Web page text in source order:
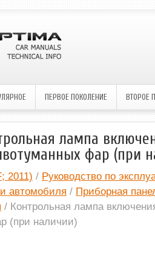
ПЕРВОЕ ПОКОЛЕНИЕ ВТОРОЕ
лампа
фар (при
2011) / Руководство по
автомобиля / Приборная
/ Контрольная лампа
(при наличии)